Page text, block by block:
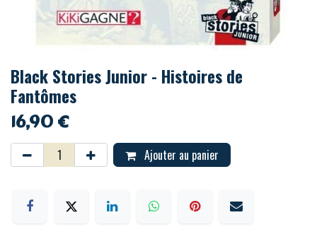
Black Stories Junior - Histoires de
Fantômes
16,90€
Ajouter au panier